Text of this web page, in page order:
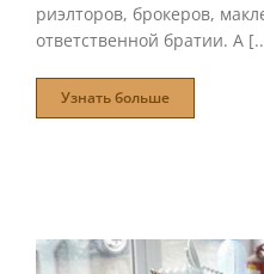
риэлторов, брокеров,
ответственной братии. А
Узнать больше